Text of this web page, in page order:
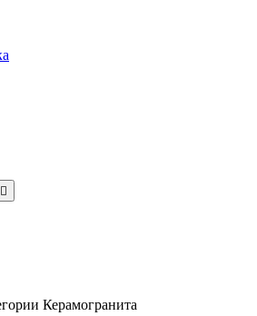

Керамогранита